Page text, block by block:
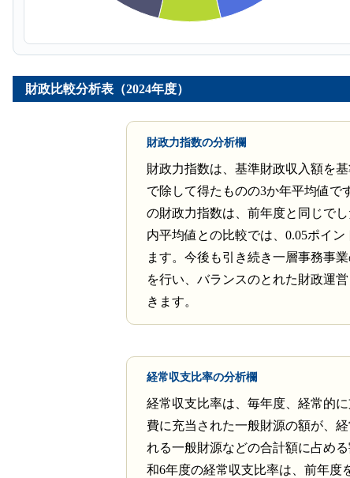
財政比較分析表（2024年度）
財政力指数の分析欄
財政力指数は、基準財政収入額を
で除して得たものの3か年平均値で
の財政力指数は、前年度と同じで
内平均値との比較では、0.05ポイン
ます。今後も引き続き一層事務事
を行い、バランスのとれた財政運
きます。
経常収支比率の分析欄
経常収支比率は、毎年度、経常的
費に充当された一般財源の額が、
れる一般財源などの合計額に占め
和6年度の経常収支比率は、前年度